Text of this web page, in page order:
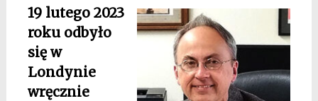
19 lutego 2023
roku odbyło
się w
Londynie
wręcznie